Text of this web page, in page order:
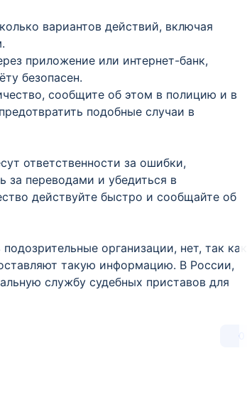
вариантов действий, включая
приложение или интернет-банк,
безопасен.
сообщите об этом в полицию и в
подобные случаи в
ответственности за ошибки,
за переводами и убедиться в
действуйте быстро и сообщайте об
организации, нет, так как
такую информацию. В России,
службу судебных приставов для
0